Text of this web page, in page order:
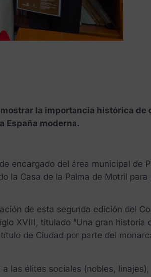
la importancia histórica
España moderna.
encargado del área municipal de
la Casa de la Palma de Motril
de esta segunda edición del
XVIII, titulado “Una gran historia
de Ciudad por parte del
las élites sociales (nobles,